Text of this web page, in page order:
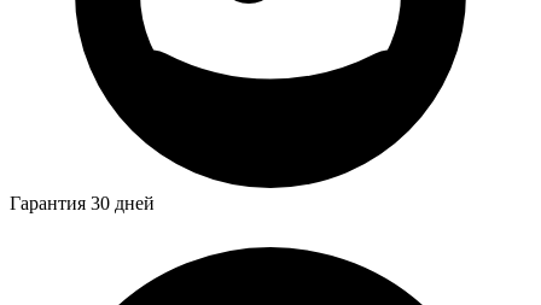
Гарантия 30 дней